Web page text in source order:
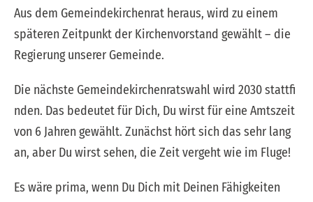
Aus dem Gemeindekirchenrat heraus, wird zu einem
späteren Zeitpunkt der Kirchenvorstand gewählt – die
Regierung unserer Gemeinde.
Die nächste Gemeindekirchenratswahl wird 2030 stattfi
nden. Das bedeutet für Dich, Du wirst für eine Amtszeit
von 6 Jahren gewählt. Zunächst hört sich das sehr lang
an, aber Du wirst sehen, die Zeit vergeht wie im Fluge!
Es wäre prima, wenn Du Dich mit Deinen Fähigkeiten